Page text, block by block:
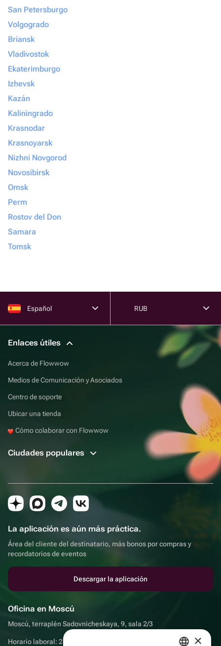
San Petersburgo
Volgogrado
Briansk
Vladivostok
Ekaterimburgo
Izhevsk
Kazán
Kaliningrado
Krasnodar
Krasnoyarsk
Nizhni Novgorod
Novosibirsk
Omsk
Perm
Rostov del Don
Samara
Tomsk
Español RUB
Enlaces útiles
Acerca de Flowwow
Medios de Comunicación y Asociados
Centro de soporte
Ubicar una tienda
Cómo colaborar con Flowwow
Ciudades populares
La aplicación es aún más práctica.
Área del cliente del destinatario, más bonos por compras y
recordatorios de eventos
Descargar la aplicación
Oficina en Moscú
Moscú, terraplén Sadovnicheskaya, 9, sala 2/3
Horario laboral: 24 horas ×